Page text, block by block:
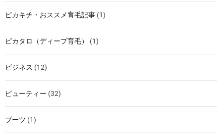
ピカキチ・おススメ育毛記事 (1)
ピカタロ（ディープ育毛） (1)
ビジネス (12)
ビューティー (32)
ブーツ (1)